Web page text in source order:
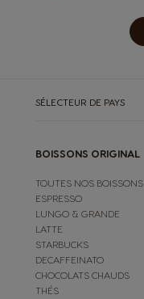
SÉLECTEUR DE PAYS
BOISSONS ORIGINAL
TOUTES NOS BOISSONS
ESPRESSO
LUNGO & GRANDE
LATTE
STARBUCKS
DECAFFEINATO
CHOCOLATS CHAUDS
THÉS